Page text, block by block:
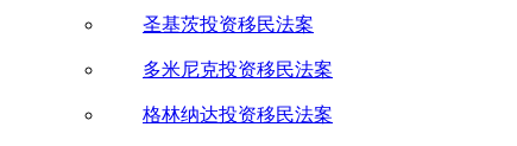
圣基茨投资移民法案
多米尼克投资移民法案
格林纳达投资移民法案